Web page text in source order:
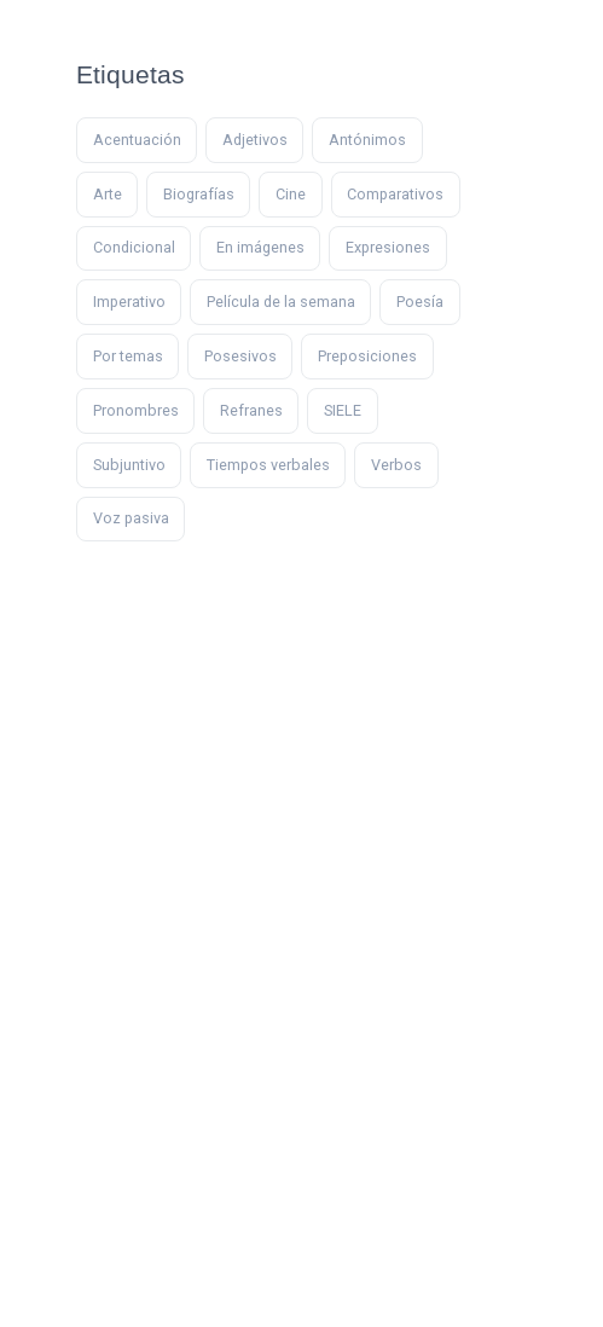
Etiquetas
Acentuación Adjetivos Antónimos
Arte Biografías Cine Comparativos
Condicional En imágenes Expresiones
Imperativo Película de la semana Poesía
Por temas Posesivos Preposiciones
Pronombres Refranes SIELE
Subjuntivo Tiempos verbales Verbos
Voz pasiva